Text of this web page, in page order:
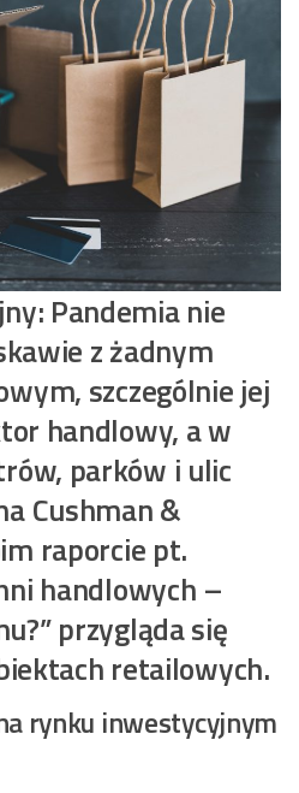
Pandemia nie
z żadnym
szczególnie jej
handlowy, a w
parków i ulic
Cushman &
raporcie pt.
handlowych –
przygląda się
retailowych.
rynku inwestycyjnym